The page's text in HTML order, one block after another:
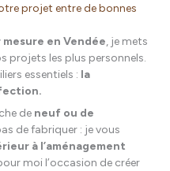
projet entre de bonnes
en Vendée, je mets
projets les plus personnels.
essentiels : la
de neuf ou de
de fabriquer : je vous
à l’aménagement
moi l’occasion de créer